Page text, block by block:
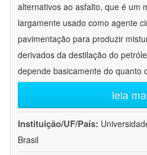
alternativos ao asfalto, que é um
largamente usado como agente
pavimentação para produzir
derivados da destilação do
depende basicamente do quanto
leia
Instituição/UF/País:
Brasil